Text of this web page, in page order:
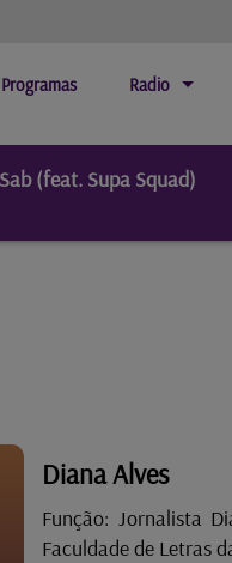
Programas Radio
(feat. Supa Squad)
Diana Alves
Função: Jornalista
Faculdade de Letras